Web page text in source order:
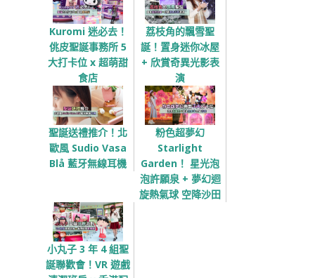
Kuromi 迷必去！
佻皮聖誕事務所 5
大打卡位 x 超萌甜
食店
荔枝角的飄雪聖
誕！置身迷你冰屋
+ 欣賞奇異光影表
演
聖誕送禮推介！北
歐風 Sudio Vasa
Blå 藍牙無線耳機
粉色超夢幻
Starlight
Garden！ 星光泡
泡許願泉 + 夢幻迴
旋熱氣球 空降沙田
小丸子 3 年 4 組聖
誕聯歡會！VR 遊戲